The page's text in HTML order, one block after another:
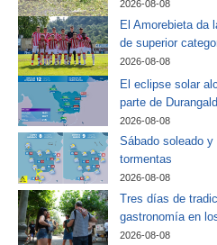
2026-08-08
El Amorebieta da
de superior
2026-08-08
El eclipse solar
parte de
2026-08-08
Sábado soleado
tormentas
2026-08-08
Tres días de
gastronomía en
2026-08-08